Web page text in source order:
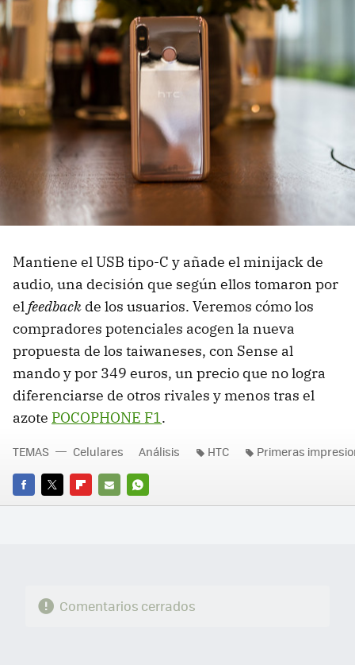
Mantiene el USB tipo-C y añade el minijack de
audio, una decisión que según ellos tomaron por
el feedback de los usuarios. Veremos cómo los
compradores potenciales acogen la nueva
propuesta de los taiwaneses, con Sense al
mando y por 349 euros, un precio que no logra
diferenciarse de otros rivales y menos tras el
azote POCOPHONE F1 .
FACEBOOK
TWITTERFLIPBOARD
E-
WHATSAPP
TEMAS Celulares Análisis HTC Primeras
Comentarios cerrados